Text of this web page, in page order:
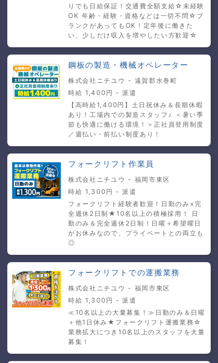
りでも日給保証！交通費全額支給☆未経験
OK 年齢・経験・資格などは一切不問☆ブ
ランクがあってもOK！定年後に働きた
い、少しだけ収入を増やしたい方歓迎☆
鋼板の製造・機械オペレーター
株式会社ニチユウ - 遠賀郡水巻町
時給 1,400円 - 派遣
【高時給1,400円】土日祝休み＆長期休暇
あり！工場内での製造スタッフ♪ ＜暑い季
節も快適に働ける環境！＞正社員登用制度
／週払い・前払い制度あり！
フォークリフト作業員
株式会社ニチユウ - 福岡市東区
時給 1,300円 - 派遣
フォークリフト経験者歓迎！日勤のみ×完
全週休2日制★10名以上の積極採用！ 日
勤のみ＆完全週休2日制！日曜＋希望曜日
がお休みなので、プライベートとの両立も
◎
フォークリフトでの運搬業務
株式会社ニチユウ - 福岡市東区
時給 1,300円 - 派遣
≪10名以上の大量募集！≫日勤のみ＆日曜
＋他1日休み★フォークリフト運搬業務☆
業務拡大につき10名以上のスタッフを大量
募集！